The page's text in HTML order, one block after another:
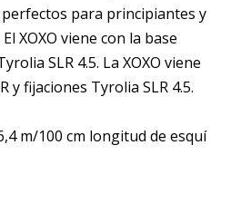
para principiantes y
XOXO viene con la base
SLR 4.5. La XOXO viene
y fijaciones Tyrolia SLR 4.5.
m/100 cm longitud de esquí